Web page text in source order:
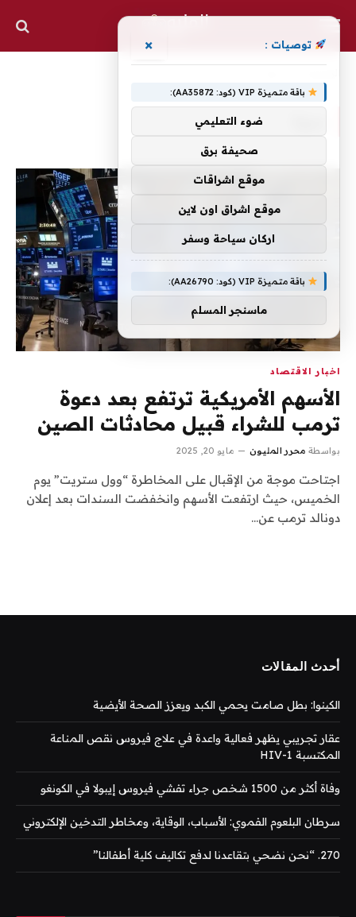
اخبار الاقتصاد
الأسهم الأمريكية ترتفع بعد دعوة
ترمب للشراء قبيل محادثات الصين
بواسطة محرر المليون مايو 20, 2025
اجتاحت موجة من الإقبال على المخاطرة “وول ستريت” يوم
الخميس، حيث ارتفعت الأسهم وانخفضت السندات بعد إعلان
دونالد ترمب عن…
أحدث المقالات
الكينوا: بطل صامت يحمي الكبد ويعزز الصحة الأيضية
عقار تجريبي يظهر فعالية واعدة في علاج فيروس نقص المناعة
المكتسبة HIV-1
وفاة أكثر من 1500 شخص جراء تفشي فيروس إيبولا في الكونغو
سرطان البلعوم الفموي: الأسباب، الوقاية، ومخاطر التدخين الإلكتروني
270. “نحن نضحي بتقاعدنا لدفع تكاليف كلية أطفالنا”
توصيات : ×
باقة متميزة VIP (كود: AA35872):
ضوء التعليمي
صحيفة برق
موقع اشراقات
موقع اشراق اون لاين
اركان سياحة وسفر
باقة متميزة VIP (كود: AA26790):
ماسنجر المسلم